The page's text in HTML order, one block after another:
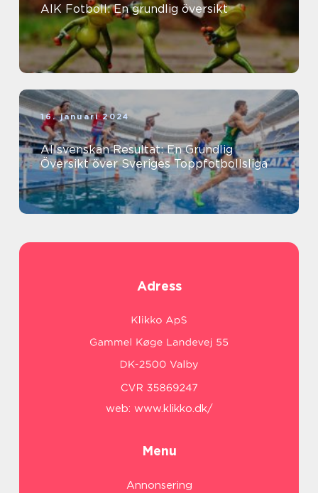
AIK Fotboll: En grundlig översikt
16. januari 2024
Allsvenskan Resultat: En Grundlig
Översikt över Sveriges Toppfotbollsliga
Adress
web: www.klikko.dk/
Menu
Annonsering